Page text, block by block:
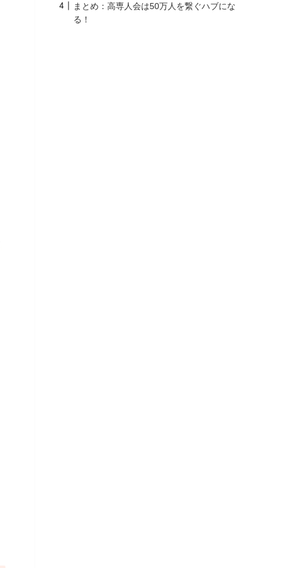
まとめ：高専人会は50万人を繋ぐハブにな
る！